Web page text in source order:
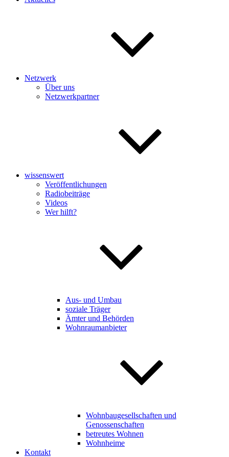
Netzwerk
Über uns
Netzwerkpartner
wissenswert
Veröffentlichungen
Radiobeiträge
Videos
Wer hilft?
Aus- und Umbau
soziale Träger
Ämter und Behörden
Wohnraumanbieter
Wohnbaugesellschaften und
Genossenschaften
betreutes Wohnen
Wohnheime
Kontakt